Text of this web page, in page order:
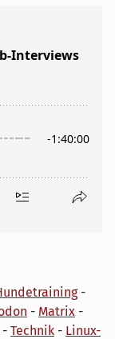
-
- Matrix -
- Technik - Linux-